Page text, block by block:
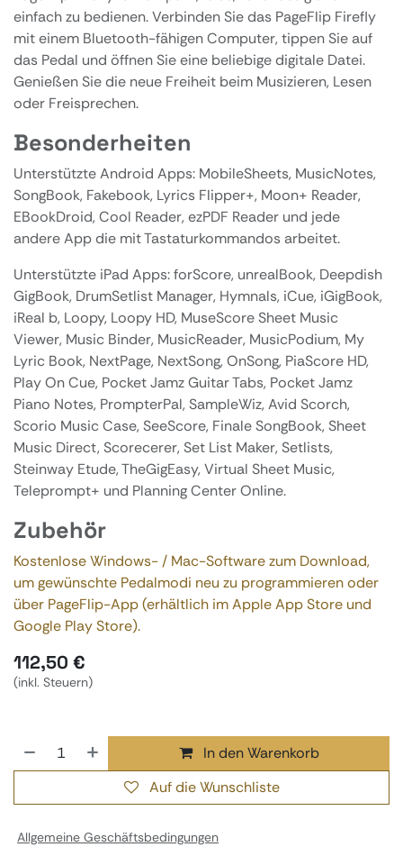
einfach zu bedienen. Verbinden Sie das PageFlip Firefly
mit einem Bluetooth-fähigen Computer, tippen Sie auf
das Pedal und öffnen Sie eine beliebige digitale Datei.
Genießen Sie die neue Freiheit beim Musizieren, Lesen
oder Freisprechen.
Besonderheiten
Unterstützte Android Apps: MobileSheets, MusicNotes,
SongBook, Fakebook, Lyrics Flipper+, Moon+ Reader,
EBookDroid, Cool Reader, ezPDF Reader und jede
andere App die mit Tastaturkommandos arbeitet.
Unterstützte iPad Apps: forScore, unrealBook, Deepdish
GigBook, DrumSetlist Manager, Hymnals, iCue, iGigBook,
iReal b, Loopy, Loopy HD, MuseScore Sheet Music
Viewer, Music Binder, MusicReader, MusicPodium, My
Lyric Book, NextPage, NextSong, OnSong, PiaScore HD,
Play On Cue, Pocket Jamz Guitar Tabs, Pocket Jamz
Piano Notes, PrompterPal, SampleWiz, Avid Scorch,
Scorio Music Case, SeeScore, Finale SongBook, Sheet
Music Direct, Scorecerer, Set List Maker, Setlists,
Steinway Etude, TheGigEasy, Virtual Sheet Music,
Teleprompt+ und Planning Center Online.
Zubehör
Kostenlose Windows- / Mac-Software zum Download,
um gewünschte Pedalmodi neu zu programmieren oder
über PageFlip-App (erhältlich im Apple App Store und
Google Play Store).
112,50 €
(inkl. Steuern)
In den Warenkorb
Auf die Wunschliste
Allgemeine Geschäftsbedingungen